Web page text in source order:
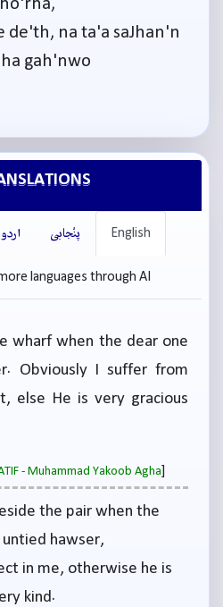
de'th, na ta'a saJhan'n
gah'nwo
English پنْجابی اردو
languages through AI
wharf when the dear one
Obviously I suffer from
else He is very gracious
- Muhammad Yakoob Agha
the pair when the
hawser,
in me, otherwise he is
kind.